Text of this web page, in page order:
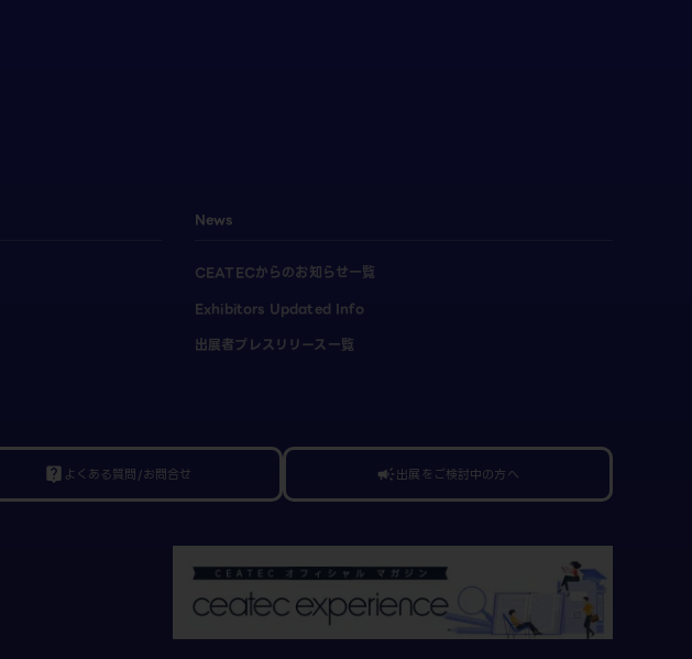
News
CEATECからのお知らせ一覧
Exhibitors Updated Info
出展者プレスリリース一覧
live_help よくある質問/お問合せ campaign出展をご検討中の方へ